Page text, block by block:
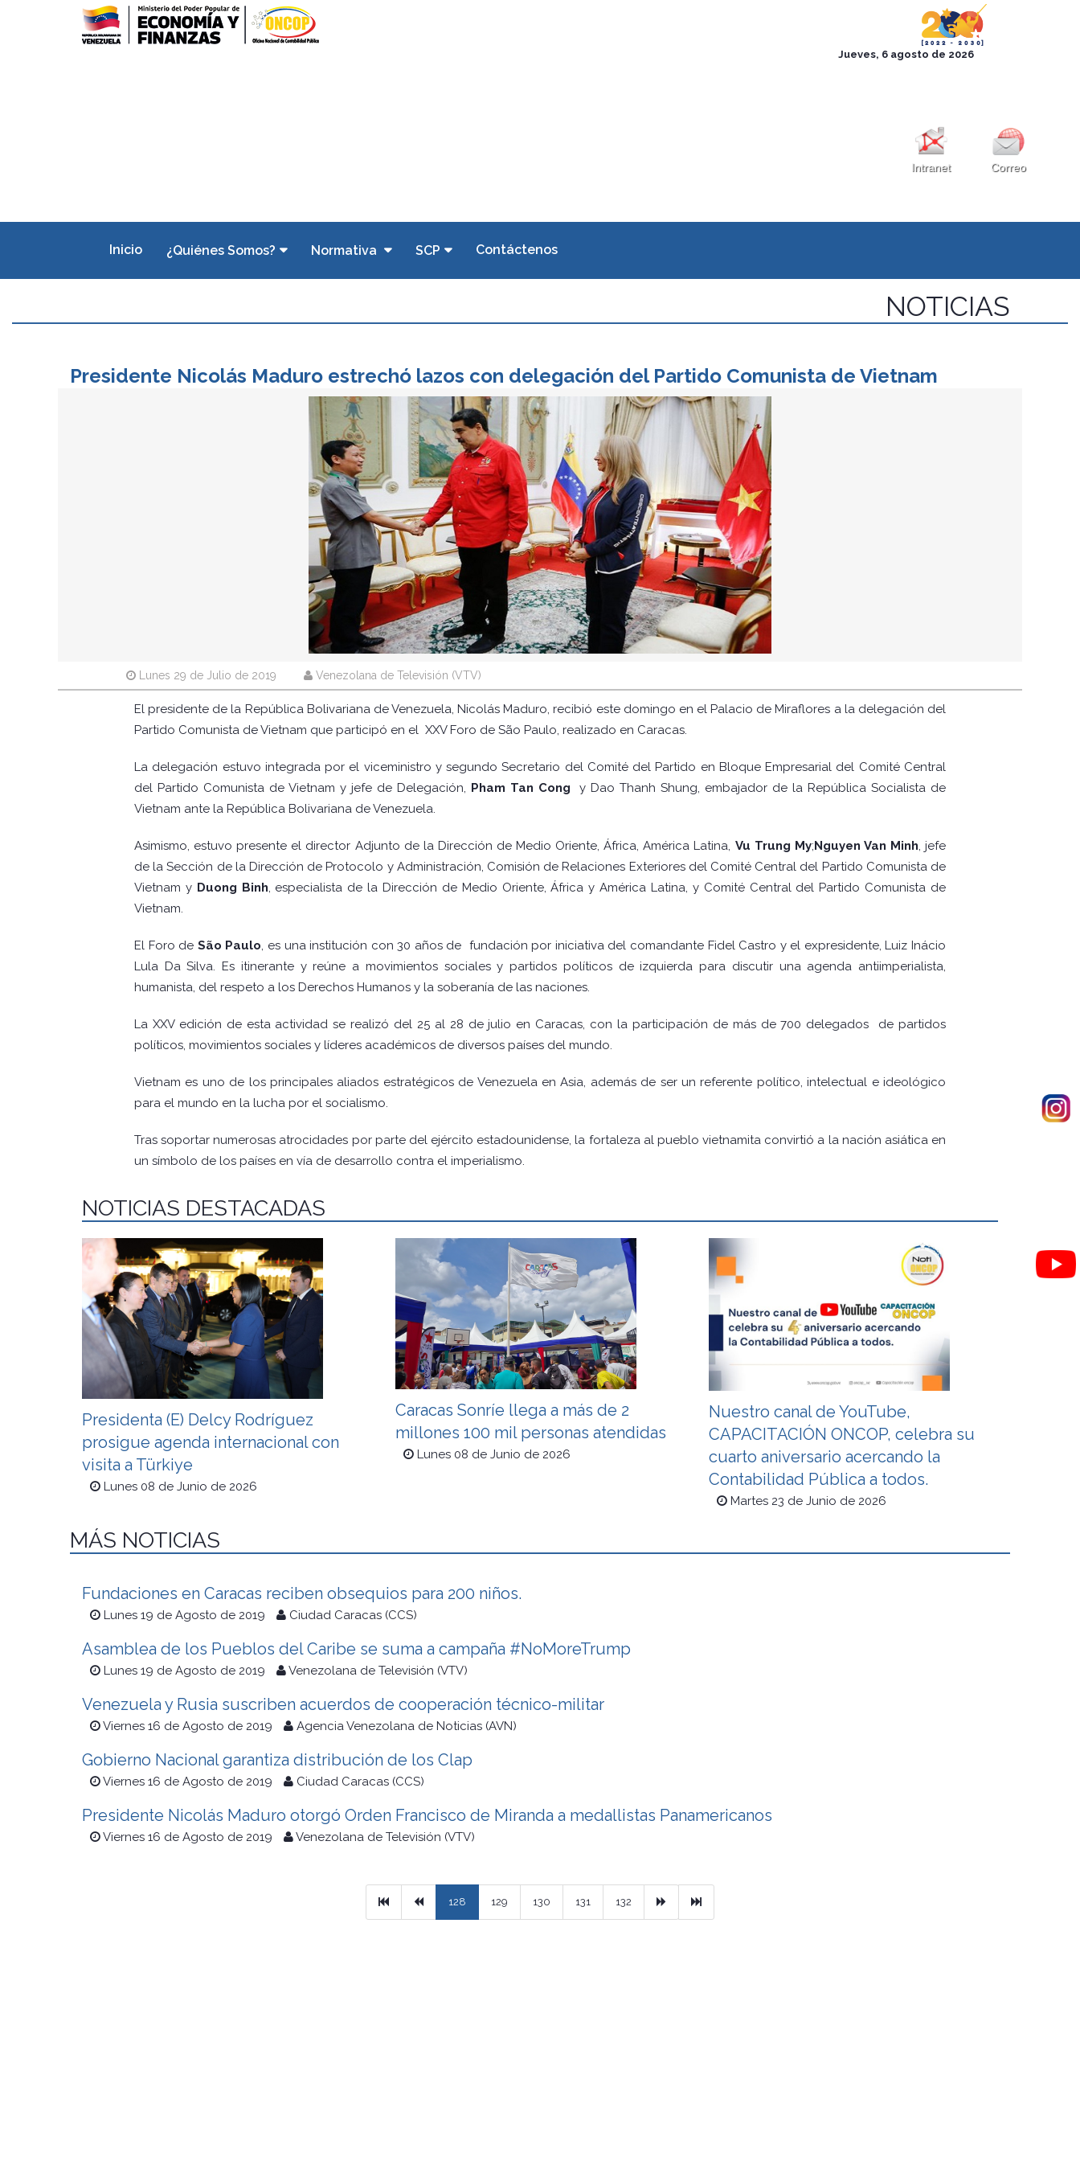
Correo
Intranet
Inicio ¿Quiénes Somos? Normativa SCP Contáctenos
NOTICIAS
Presidente Nicolás Maduro estrechó lazos con delegación del Partido Comunista de Vietnam
Lunes 29 de Julio de 2019 Venezolana de Televisión (VTV)
El presidente de la República Bolivariana de Venezuela, Nicolás Maduro, recibió este domingo en el Palacio de Miraflores a la delegación del
Partido Comunista de Vietnam que participó en el XXV Foro de São Paulo, realizado en Caracas.
La delegación estuvo integrada por el viceministro y segundo Secretario del Comité del Partido en Bloque Empresarial del Comité Central
del Partido Comunista de Vietnam y jefe de Delegación, Pham Tan Cong y Dao Thanh Shung, embajador de la República Socialista de
Vietnam ante la República Bolivariana de Venezuela.
Asimismo, estuvo presente el director Adjunto de la Dirección de Medio Oriente, África, América Latina, Vu Trung My; Nguyen Van Minh, jefe
de la Sección de la Dirección de Protocolo y Administración, Comisión de Relaciones Exteriores del Comité Central del Partido Comunista de
Vietnam y Duong Binh, especialista de la Dirección de Medio Oriente, África y América Latina, y Comité Central del Partido Comunista de
Vietnam.
El Foro de São Paulo, es una institución con 30 años de fundación por iniciativa del comandante Fidel Castro y el expresidente, Luiz Inácio
Lula Da Silva. Es itinerante y reúne a movimientos sociales y partidos políticos de izquierda para discutir una agenda antiimperialista,
humanista, del respeto a los Derechos Humanos y la soberanía de las naciones.
La XXV edición de esta actividad se realizó del 25 al 28 de julio en Caracas, con la participación de más de 700 delegados de partidos
políticos, movimientos sociales y líderes académicos de diversos países del mundo.
Vietnam es uno de los principales aliados estratégicos de Venezuela en Asia, además de ser un referente político, intelectual e ideológico
para el mundo en la lucha por el socialismo.
Tras soportar numerosas atrocidades por parte del ejército estadounidense, la fortaleza al pueblo vietnamita convirtió a la nación asiática en
un símbolo de los países en vía de desarrollo contra el imperialismo.
NOTICIAS DESTACADAS
Presidenta (E) Delcy Rodríguez
prosigue agenda internacional con
visita a Türkiye
Lunes 08 de Junio de 2026
Caracas Sonríe llega a más de 2
millones 100 mil personas atendidas
Lunes 08 de Junio de 2026
Nuestro canal de YouTube,
CAPACITACIÓN ONCOP, celebra su
cuarto aniversario acercando la
Contabilidad Pública a todos.
Martes 23 de Junio de 2026
MÁS NOTICIAS
Fundaciones en Caracas reciben obsequios para 200 niños.
Lunes 19 de Agosto de 2019 Ciudad Caracas (CCS)
Asamblea de los Pueblos del Caribe se suma a campaña #NoMoreTrump
Lunes 19 de Agosto de 2019 Venezolana de Televisión (VTV)
Venezuela y Rusia suscriben acuerdos de cooperación técnico-militar
Viernes 16 de Agosto de 2019 Agencia Venezolana de Noticias (AVN)
Gobierno Nacional garantiza distribución de los Clap
Viernes 16 de Agosto de 2019 Ciudad Caracas (CCS)
Presidente Nicolás Maduro otorgó Orden Francisco de Miranda a medallistas Panamericanos
Viernes 16 de Agosto de 2019 Venezolana de Televisión (VTV)
PrimeraPrevious
128 129 130 131 132 Ultimo